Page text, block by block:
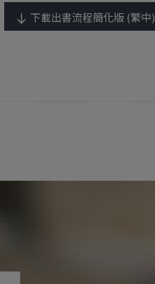
下載出書流程簡化版 (繁中)